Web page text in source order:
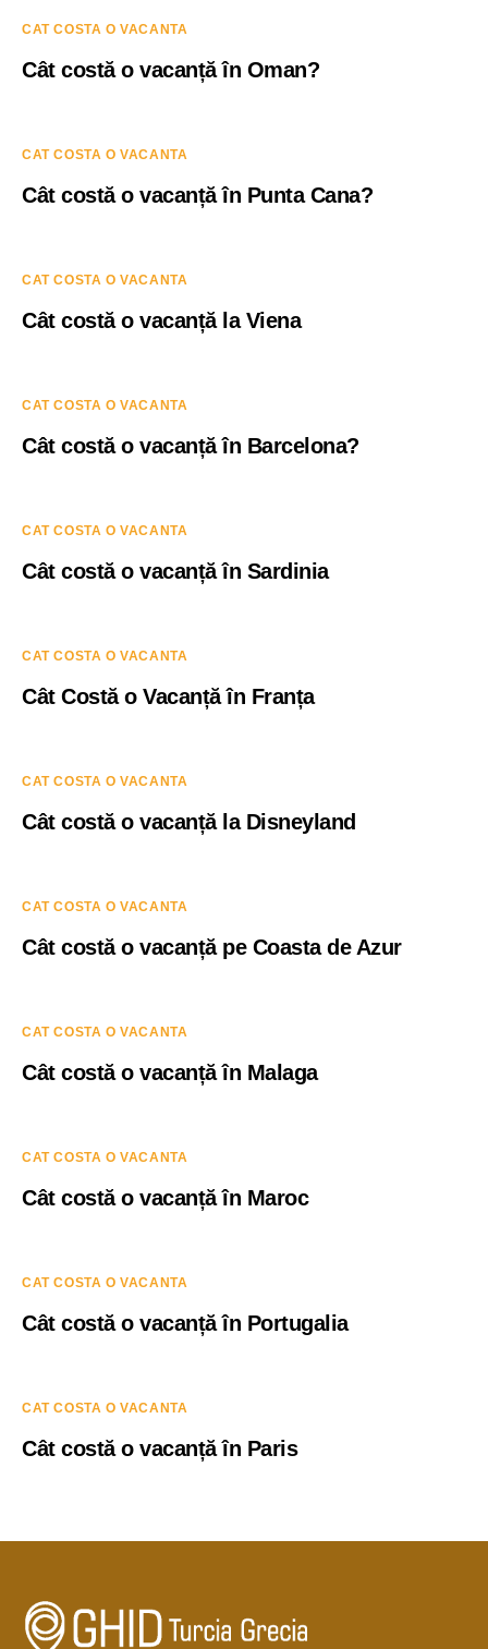
CAT COSTA O VACANTA
Cât costă o vacanță în Oman?
CAT COSTA O VACANTA
Cât costă o vacanță în Punta Cana?
CAT COSTA O VACANTA
Cât costă o vacanță la Viena
CAT COSTA O VACANTA
Cât costă o vacanță în Barcelona?
CAT COSTA O VACANTA
Cât costă o vacanță în Sardinia
CAT COSTA O VACANTA
Cât Costă o Vacanță în Franța
CAT COSTA O VACANTA
Cât costă o vacanță la Disneyland
CAT COSTA O VACANTA
Cât costă o vacanță pe Coasta de Azur
CAT COSTA O VACANTA
Cât costă o vacanță în Malaga
CAT COSTA O VACANTA
Cât costă o vacanță în Maroc
CAT COSTA O VACANTA
Cât costă o vacanță în Portugalia
CAT COSTA O VACANTA
Cât costă o vacanță în Paris